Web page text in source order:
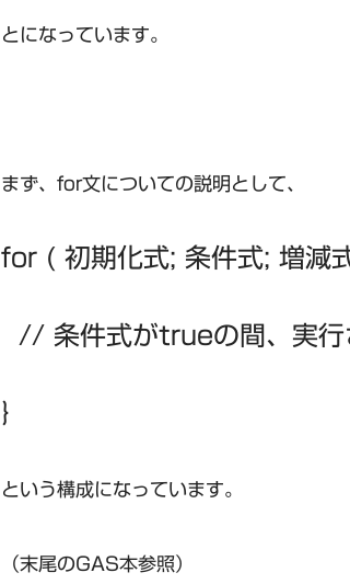
とになっています。
まず、for文についての説明として、
for ( 初期化式; 条件式; 増減
// 条件式がtrueの間、実行
｝
という構成になっています。
（末尾のGAS本参照）